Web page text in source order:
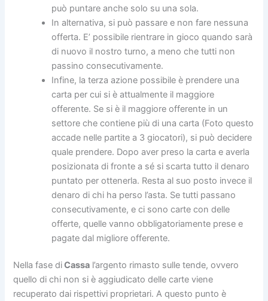
può puntare anche solo su una sola.
In alternativa, si può passare e non fare nessuna
offerta. E’ possibile rientrare in gioco quando sarà
di nuovo il nostro turno, a meno che tutti non
passino consecutivamente.
Infine, la terza azione possibile è prendere una
carta per cui si è attualmente il maggiore
offerente. Se si è il maggiore offerente in un
settore che contiene più di una carta (Foto questo
accade nelle partite a 3 giocatori), si può decidere
quale prendere. Dopo aver preso la carta e averla
posizionata di fronte a sé si scarta tutto il denaro
puntato per ottenerla. Resta al suo posto invece il
denaro di chi ha perso l’asta. Se tutti passano
consecutivamente, e ci sono carte con delle
offerte, quelle vanno obbligatoriamente prese e
pagate dal migliore offerente.
Nella fase diCassa l’argento rimasto sulle tende, ovvero
quello di chi non si è aggiudicato delle carte viene
recuperato dai rispettivi proprietari. A questo punto è